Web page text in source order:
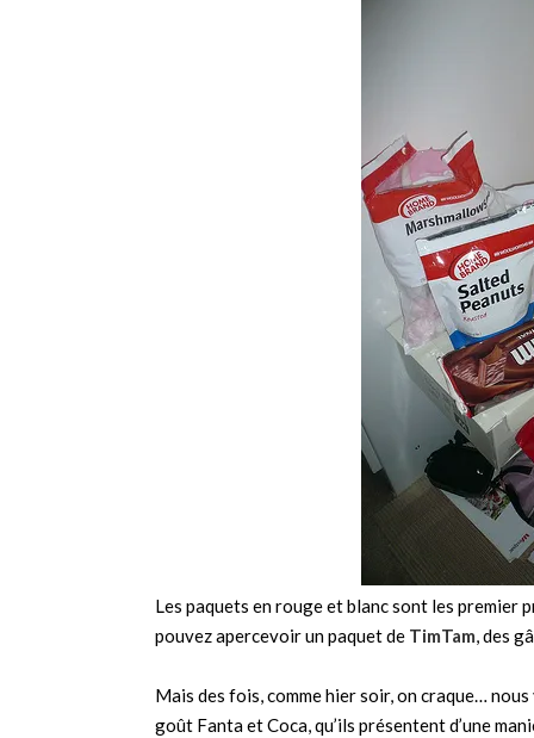
Les paquets en rouge et blanc sont les premier
pouvez apercevoir un paquet de TimTam, des
Mais des fois, comme hier soir, on craque…
goût Fanta et Coca, qu’ils présentent d’une